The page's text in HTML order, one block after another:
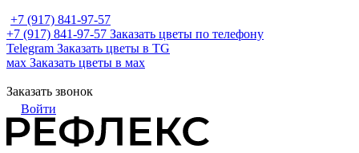
+7 (917) 841-97-57
+7 (917) 841-97-57 Заказать цветы по телефону
Telegram Заказать цветы в TG
мах Заказать цветы в мах
Заказать звонок
Войти